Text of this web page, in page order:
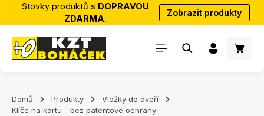
Přejít na hlavní obsah
Stovky produktů s DOPRAVOU
ZDARMA.
Zobrazit produkty
Domů Produkty
Vložky do dveří
Klíče na kartu - bez patentové ochrany